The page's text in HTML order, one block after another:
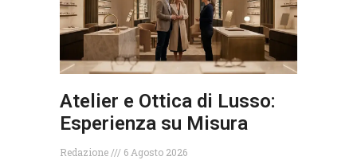
Atelier e Ottica di Lusso:
Esperienza su Misura
Redazione 6 Agosto 2026